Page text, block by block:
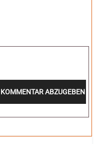
ABZUGEBEN